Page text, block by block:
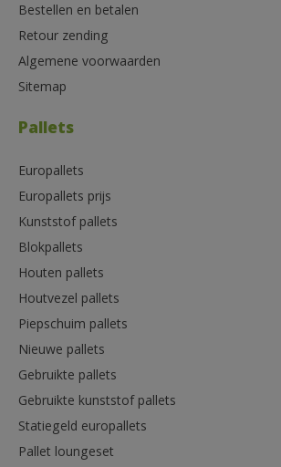
Bestellen en betalen
Retour zending
Algemene voorwaarden
Sitemap
Pallets
Europallets
Europallets prijs
Kunststof pallets
Blokpallets
Houten pallets
Houtvezel pallets
Piepschuim pallets
Nieuwe pallets
Gebruikte pallets
Gebruikte kunststof pallets
Statiegeld europallets
Pallet loungeset